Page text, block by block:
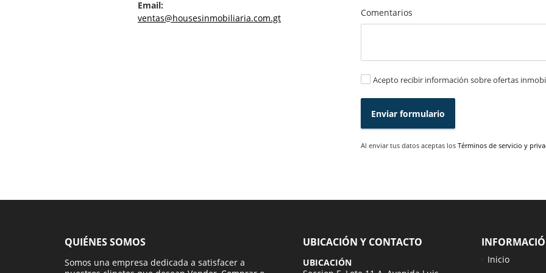
Email:
ventas@housesinmobiliaria.com.gt
Comentarios
Acepto recibir información sobre ofertas
Enviar formulario
Al enviar tus datos aceptas los Términos de servicio y
QUIÉNES SOMOS
Somos una empresa dedicada a satisfacer a
UBICACIÓN Y CONTACTO
UBICACIÓN
Inicio